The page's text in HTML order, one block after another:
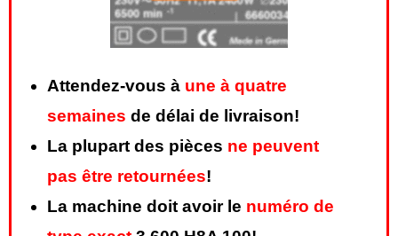
Attendez-vous à une à quatre
semaines de délai de livraison!
La plupart des pièces ne peuvent
pas être retournées!
La machine doit avoir le numéro de